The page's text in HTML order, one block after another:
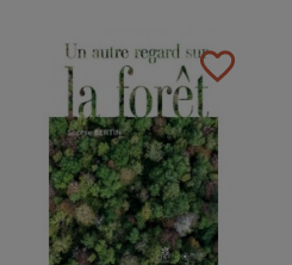
favorite_border